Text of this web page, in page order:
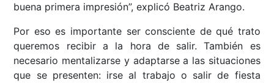
buena primera impresión”, explicó Beatriz Arango.
Por eso es importante ser consciente de qué trato
queremos recibir a la hora de salir. También es
necesario mentalizarse y adaptarse a las situaciones
que se presenten: irse al trabajo o salir de fiesta